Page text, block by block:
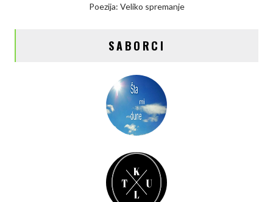
Poezija: Veliko spremanje
SABORCI